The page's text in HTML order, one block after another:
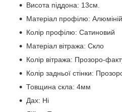
Висота піддона: 13см.
Матеріал профілю: Алюміній
Колір профілю: Сатиновий
Матеріал вітража: Скло
Колір вітража: Прозоро-
Колір задньої стінки:
Товщина скла: 4мм
Дах: Ні